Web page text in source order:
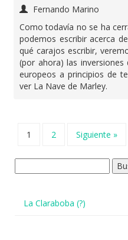
Fernando Marino
Como todavía no se ha
podemos escribir acerca
qué carajos escribir,
(por ahora) las inversiones
europeos a principios de
ver La Nave de Marley.
1 2 Siguiente »
La Claraboba (?)